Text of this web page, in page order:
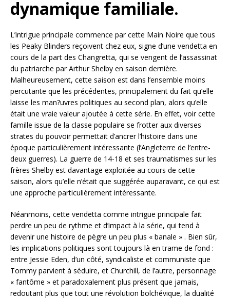
dynamique familiale.
L’intrigue principale commence par cette Main Noire que tous
les Peaky Blinders reçoivent chez eux, signe d’une vendetta en
cours de la part des Changretta, qui se vengent de l’assassinat
du patriarche par Arthur Shelby en saison dernière.
Malheureusement, cette saison est dans l’ensemble moins
percutante que les précédentes, principalement du fait qu’elle
laisse les man?uvres politiques au second plan, alors qu’elle
était une vraie valeur ajoutée à cette série. En effet, voir cette
famille issue de la classe populaire se frotter aux diverses
strates du pouvoir permettait d’ancrer l’histoire dans une
époque particulièrement intéressante (l’Angleterre de l’entre-
deux guerres). La guerre de 14-18 et ses traumatismes sur les
frères Shelby est davantage exploitée au cours de cette
saison, alors qu’elle n’était que suggérée auparavant, ce qui est
une approche particulièrement intéressante.
Néanmoins, cette vendetta comme intrigue principale fait
perdre un peu de rythme et d’impact à la série, qui tend à
devenir une histoire de pègre un peu plus « banale » . Bien sûr,
les implications politiques sont toujours là en trame de fond :
entre Jessie Eden, d’un côté, syndicaliste et communiste que
Tommy parvient à séduire, et Churchill, de l’autre, personnage
« fantôme » et paradoxalement plus présent que jamais,
redoutant plus que tout une révolution bolchévique, la dualité